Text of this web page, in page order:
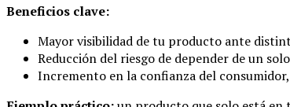
Beneficios clave:
Mayor visibilidad de tu producto ante
Reducción del riesgo de depender de un
Incremento en la confianza del